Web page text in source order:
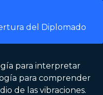
del Diplomado
para interpretar
para comprender
de las vibraciones.